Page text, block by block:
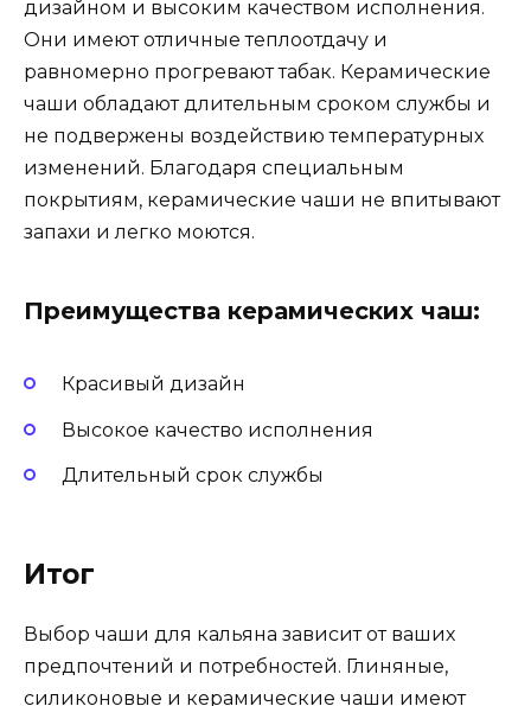
дизайном и высоким качеством исполнения.
Они имеют отличные теплоотдачу и
равномерно прогревают табак. Керамические
чаши обладают длительным сроком службы и
не подвержены воздействию температурных
изменений. Благодаря специальным
покрытиям, керамические чаши не впитывают
запахи и легко моются.
Преимущества керамических чаш:
Красивый дизайн
Высокое качество исполнения
Длительный срок службы
Итог
Выбор чаши для кальяна зависит от ваших
предпочтений и потребностей. Глиняные,
силиконовые и керамические чаши имеют